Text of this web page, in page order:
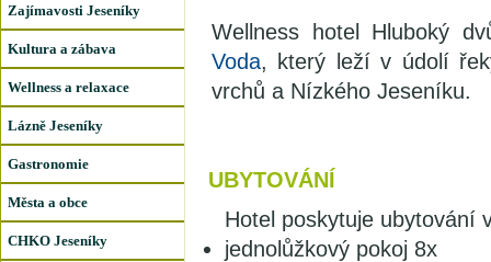
Zajímavosti Jeseníky
Kultura a zábava
Wellness a relaxace
Lázně Jeseníky
Gastronomie
Města a obce
CHKO Jeseníky
Wellness hotel Hluboký
Voda, který leží v údolí
vrchů a Nízkého Jeseníku.
UBYTOVÁNÍ
Hotel poskytuje ubytování
jednolůžkový pokoj 8x